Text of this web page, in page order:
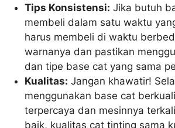
Tips Konsistensi: Jika butuh
membeli dalam satu waktu
harus membeli di waktu
warnanya dan pastikan
dan tipe base cat yang sama
Kualitas: Jangan khawatir!
menggunakan base cat
terpercaya dan mesinnya
baik, kualitas cat tinting sama